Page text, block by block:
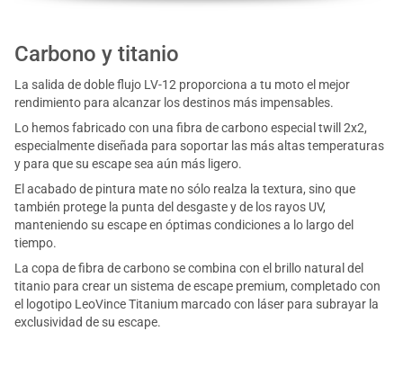
Carbono y titanio
La salida de doble flujo LV-12 proporciona a tu moto el mejor
rendimiento para alcanzar los destinos más impensables.
Lo hemos fabricado con una fibra de carbono especial twill 2x2,
especialmente diseñada para soportar las más altas temperaturas
y para que su escape sea aún más ligero.
El acabado de pintura mate no sólo realza la textura, sino que
también protege la punta del desgaste y de los rayos UV,
manteniendo su escape en óptimas condiciones a lo largo del
tiempo.
La copa de fibra de carbono se combina con el brillo natural del
titanio para crear un sistema de escape premium, completado con
el logotipo LeoVince Titanium marcado con láser para subrayar la
exclusividad de su escape.